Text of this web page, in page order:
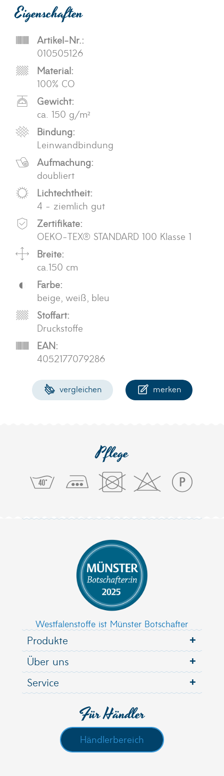
Eigenschaften
Artikel-Nr.:
010505126
Material:
100% CO
Gewicht:
ca. 150 g/m²
Bindung:
Leinwandbindung
Aufmachung:
doubliert
Lichtechtheit:
4 - ziemlich gut
Zertifikate:
OEKO-TEX® STANDARD 100 Klasse 1
Breite:
ca.150 cm
Farbe:
beige, weiß, bleu
Stoffart:
Druckstoffe
EAN:
4052177079286
vergleichen merken
Pflege
Westfalenstoffe ist Münster Botschafter
Produkte
Über uns
Service
Für Händler
Händlerbereich